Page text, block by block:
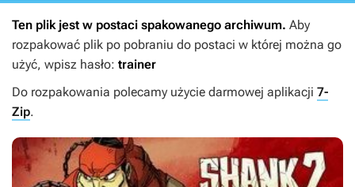
Ten plik jest w postaci spakowanego archiwum. Aby
rozpakować plik po pobraniu do postaci w której można go
użyć, wpisz hasło: trainer
Do rozpakowania polecamy użycie darmowej aplikacji 7-
Zip.